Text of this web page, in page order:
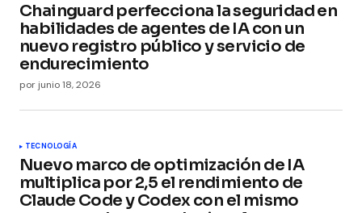
Chainguard perfecciona la seguridad en
habilidades de agentes de IA con un
nuevo registro público y servicio de
endurecimiento
por junio 18, 2026
TECNOLOGÍA
Nuevo marco de optimización de IA
multiplica por 2,5 el rendimiento de
Claude Code y Codex con el mismo